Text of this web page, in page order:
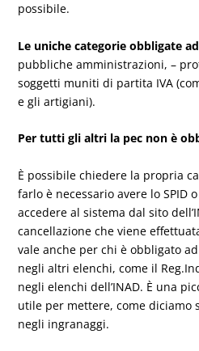
possibile.
Le uniche categorie obbligate
pubbliche amministrazioni, –
soggetti muniti di partita IVA
e gli artigiani).
Per tutti gli altri la pec non è
È possibile chiedere la propria
farlo è necessario avere lo SPID
accedere al sistema dal sito
cancellazione che viene
vale anche per chi è obbligato
negli altri elenchi, come il
negli elenchi dell’INAD. È una
utile per mettere, come diciamo
negli ingranaggi.